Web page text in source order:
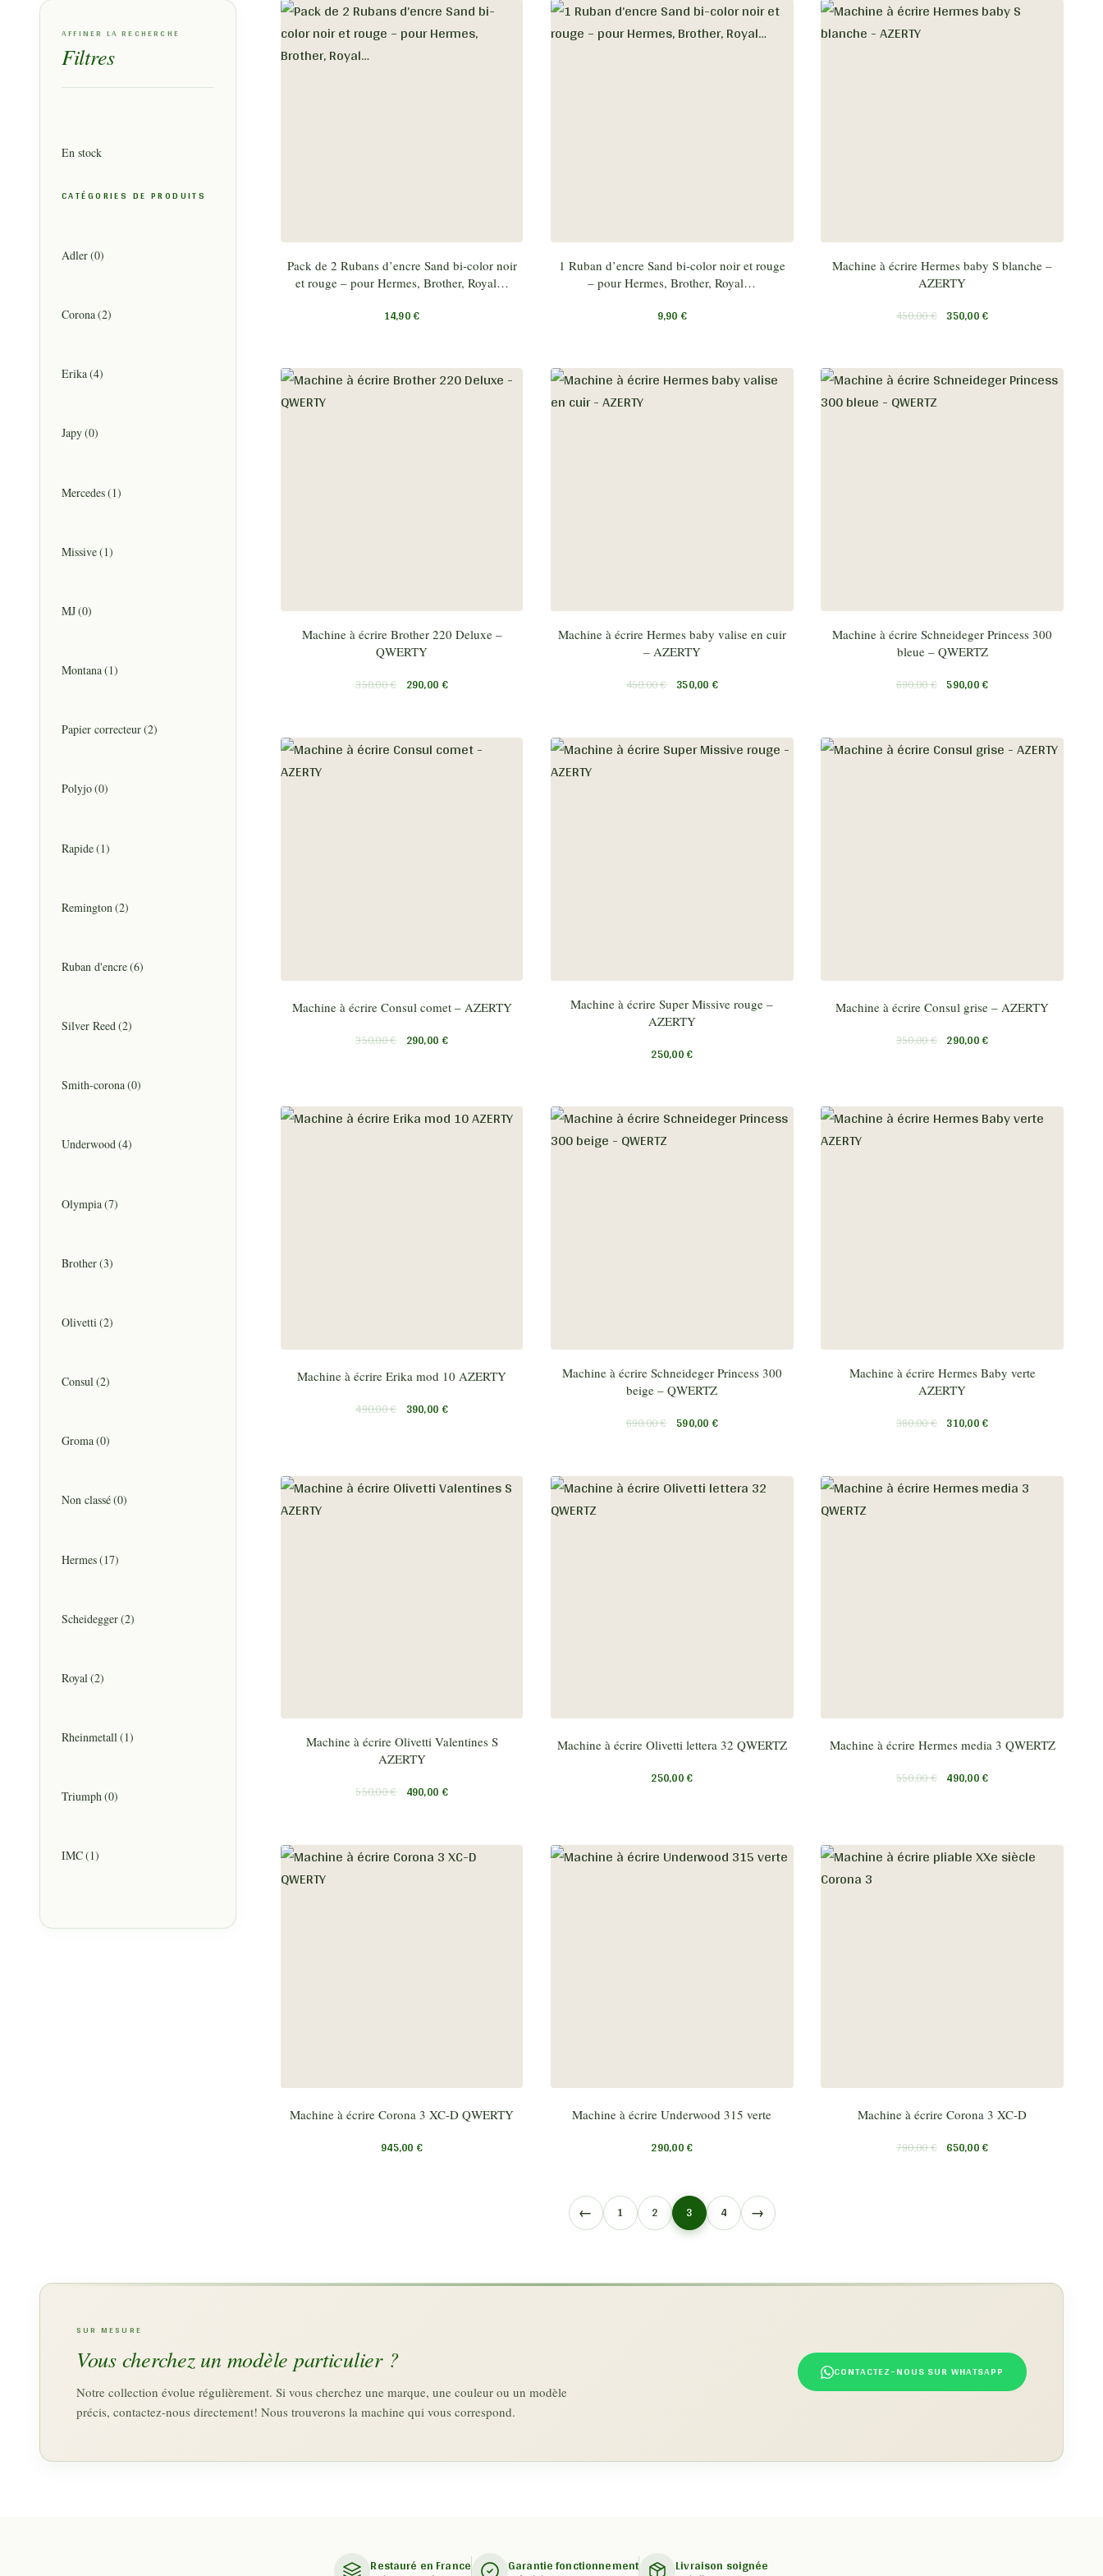
AFFINER LA RECHERCHE
Filtres
En stock
CATÉGORIES DE PRODUITS
Adler(0)
Corona(2)
Erika(4)
Japy(0)
Mercedes(1)
Missive(1)
MJ(0)
Montana(1)
Papier correcteur(2)
Polyjo(0)
Rapide(1)
Remington (2)
Ruban d'encre(6)
Silver Reed(2)
Smith-corona(0)
Underwood(4)
Olympia(7)
Brother(3)
Olivetti(2)
Consul(2)
Groma(0)
Non classé(0)
Hermes(17)
Scheidegger(2)
Royal(2)
Rheinmetall(1)
Triumph(0)
IMC(1)
Pack de 2 Rubans d’encre Sand bi-color noir
et rouge – pour Hermes, Brother, Royal…
14,90€
1 Ruban d’encre Sand bi-color noir et rouge
– pour Hermes, Brother, Royal…
9,90 €
Machine à écrire Hermes baby S blanche –
AZERTY
450,00€ 350,00€
Machine à écrire Brother 220 Deluxe –
QWERTY
350,00€ 290,00 €
Machine à écrire Hermes baby valise en cuir
– AZERTY
450,00€ 350,00 €
Machine à écrire Schneideger Princess 300
bleue – QWERTZ
690,00€ 590,00€
Machine à écrire Consul comet – AZERTY
350,00€ 290,00 €
Machine à écrire Super Missive rouge –
AZERTY
250,00€
Machine à écrire Consul grise – AZERTY
350,00€ 290,00€
Machine à écrire Erika mod 10 AZERTY
490,00€ 390,00 €
Machine à écrire Schneideger Princess 300
beige – QWERTZ
690,00€ 590,00 €
Machine à écrire Hermes Baby verte
AZERTY
380,00€ 310,00€
Machine à écrire Olivetti Valentines S
AZERTY
550,00€ 490,00 €
Machine à écrire Olivetti lettera 32 QWERTZ
250,00€
Machine à écrire Hermes media 3 QWERTZ
550,00€ 490,00€
Machine à écrire Corona 3 XC-D QWERTY
945,00 €
Machine à écrire Underwood 315 verte
290,00€
Machine à écrire Corona 3 XC-D
790,00€ 650,00€
← 1 2 3 4 →
SUR MESURE
Vous cherchez un modèle particulier ?
Notre collection évolue régulièrement. Si vous cherchez une marque, une couleur ou un modèle
précis, contactez-nous directement! Nous trouverons la machine qui vous correspond.
CONTACTEZ-NOUS SUR WHATSAPP
Restauré en France Garantie fonctionnement Livraison soignée